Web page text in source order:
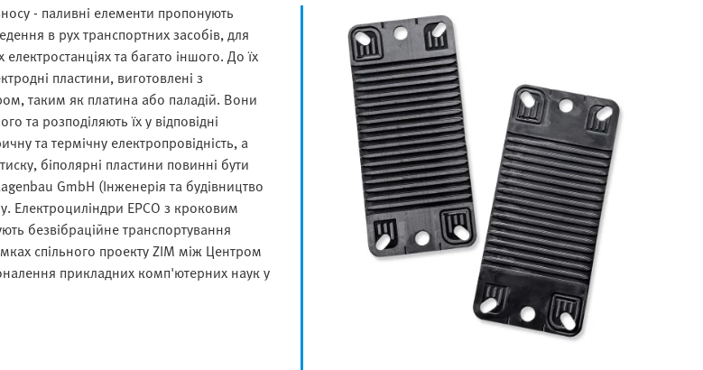
- паливні елементи пропонують
в рух транспортних засобів, для
та багато іншого. До їх
пластини, виготовлені з
таким як платина або паладій. Вони
та розподіляють їх у відповідні
та термічну електропровідність, а
біполярні пластини повинні бути
GmbH (Інженерія та будівництво
Електроциліндри EPCO з кроковим
безвібраційне транспортування
спільного проекту ZIM між Центром
прикладних комп'ютерних наук у